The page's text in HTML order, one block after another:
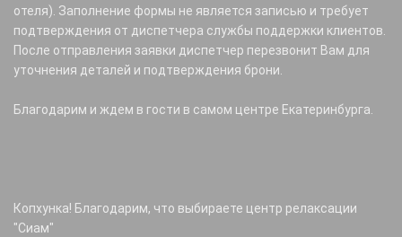
отеля). Заполнение формы не является записью и требует
подтверждения от диспетчера службы поддержки клиентов.
После отправления заявки диспетчер перезвонит Вам для
уточнения деталей и подтверждения брони.
Благодарим и ждем в гости в самом центре Екатеринбурга.
Копхунка! Благодарим, что выбираете центр релаксации
"Сиам"